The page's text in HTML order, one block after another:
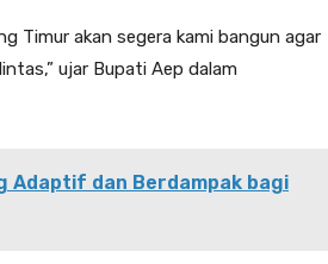
Timur akan segera kami bangun agar
ujar Bupati Aep dalam
Adaptif dan Berdampak bagi